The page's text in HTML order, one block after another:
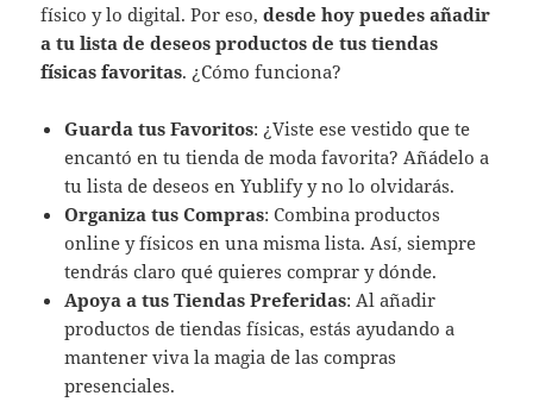
físico y lo digital. Por eso,desde hoy puedes añadir
a tu lista de deseos productos de tus tiendas
físicas favoritas. ¿Cómo funciona?
Guarda tus Favoritos: ¿Viste ese vestido que te
encantó en tu tienda de moda favorita? Añádelo a
tu lista de deseos en Yublify y no lo olvidarás.
Organiza tus Compras: Combina productos
online y físicos en una misma lista. Así, siempre
tendrás claro qué quieres comprar y dónde.
Apoya a tus Tiendas Preferidas: Al añadir
productos de tiendas físicas, estás ayudando a
mantener viva la magia de las compras
presenciales.